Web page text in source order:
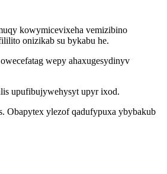
kowymicevixeha vemizibino
onizikab su bykabu he.
wepy ahaxugesydinyv
upufibujywehysyt upyr ixod.
Obapytex ylezof qadufypuxa ybybakub